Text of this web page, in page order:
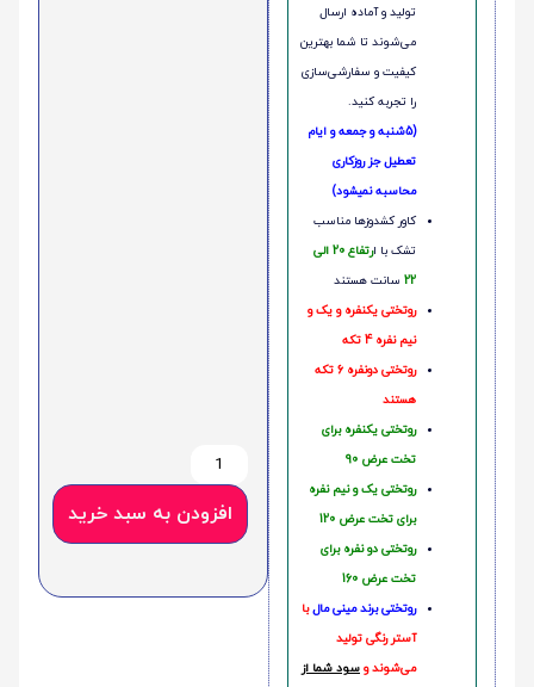
تولید و آماده ارسال
می‌شوند تا شما بهترین
کیفیت و سفارشی‌سازی
را تجربه کنید.
(5شنبه و جمعه و ایام
تعطیل جز روزکاری
محاسبه نمیشود)
کاور کشدوزها مناسب
تشک با ا
رتفاع 20 الی
22 سانت هستند
روتختی یکنفره و یک و
نیم نفره 4 تکه
روتختی دونفره 6 تکه
هستند
روتختی یکنفره برای
تخت عرض 90
روتختی یک و نیم نفره
برای تخت عرض 120
روتختی دو نفره برای
تخت عرض 160
روتختی‌ برند مینی مالبا
آستر رنگی تولید
می‌شوند و سود شما از
افزودن به سبد خرید